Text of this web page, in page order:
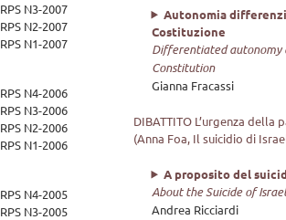
RPS N3-2007
RPS N2-2007
RPS N1-2007
RPS N4-2006
RPS N3-2006
RPS N2-2006
RPS N1-2006
RPS N4-2005
RPS N3-2005
Autonomia
Costituzione
Differentiated autonomy
Constitution
Gianna Fracassi
DIBATTITO L’urgenza
(Anna Foa, Il suicidio di
A proposito del
About the Suicide of Israel
Andrea Ricciardi